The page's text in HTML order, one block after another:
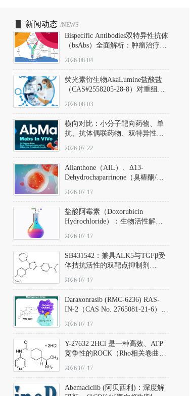
新闻动态 /NEWS
Bispecific Antibodies双特异性抗体
（bsAbs）全面解析：肿瘤治疗的
2026-08-04
荧光素衍生物AkaLumine盐酸盐
（CAS#2558205-28-8）对重组萤
数（Km）为2.06 μM；其近红外
发光特性赋予优异的组织穿透能
力，大幅增强成像信噪比，从而
实现活体动物模型中极低给药剂
量下的高灵敏度、非侵入式生物
2026-08-03
横向对比：小分子靶向药物、单
抗、抗体偶联药物、双特异性抗
及应用瓶颈
2026-07-22
Ailanthone（AIL）、Δ13-
Dehydrochaparrinone（臭椿酮/臭
DKM货号 D806885
2026-07-17
盐酸阿霉素（Doxorubicin
Hydrochloride）：生物活性解
范
2026-07-17
SB431542：兼具ALK5与TGFβ受
体拮抗活性的双靶点抑制剂
D801067）
2026-07-17
Daraxonrasib (RMC-6236) RAS-
IN-2（CAS No. 2765081-21-6）：
向KRAS/NRAS/HRAS的广谱RAS
2026-07-17
Y-27632 2HCl 是一种高效、ATP
竞争性的ROCK（Rho相关卷曲螺
同等抑制ROCK1与ROCK2；其通
过精准嵌入激酶的ATP结合位点
发挥抑制作用，对ROCK1和
2026-07-17
Abemaciclib (阿贝西利)：深度解